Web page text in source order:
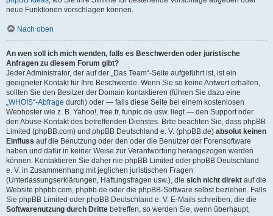
neue Funktionen vorschlagen können.
Nach oben
An wen soll ich mich wenden, falls es Beschwerden oder juristische
Anfragen zu diesem Forum gibt?
Jeder Administrator, der auf der „Das Team“-Seite aufgeführt ist, ist ein
geeigneter Kontakt für Ihre Beschwerde. Wenn Sie so keine Antwort erhalten,
sollten Sie den Besitzer der Domain kontaktieren (führen Sie dazu eine
„WHOIS“-Abfrage durch) oder — falls diese Seite bei einem kostenlosen
Webhoster wie z. B. Yahoo!, free.fr, funpic.de usw. liegt — den Support oder
den Abuse-Kontakt des betreffenden Dienstes. Bitte beachten Sie, dass phpBB
Limited (phpBB.com) und phpBB Deutschland e. V. (phpBB.de) absolut keinen
Einfluss auf die Benutzung oder den oder die Benutzer der Forensoftware
haben und dafür in keiner Weise zur Verantwortung herangezogen werden
können. Kontaktieren Sie daher nie phpBB Limited oder phpBB Deutschland
e. V. in Zusammenhang mit jeglichen juristischen Fragen
(Unterlassungserklärungen, Haftungsfragen usw.), die sich nicht direkt auf die
Website phpbb.com, phpbb.de oder die phpBB-Software selbst beziehen. Falls
Sie phpBB Limited oder phpBB Deutschland e. V. E-Mails schreiben, die die
Softwarenutzung durch Dritte betreffen, so werden Sie, wenn überhaupt,